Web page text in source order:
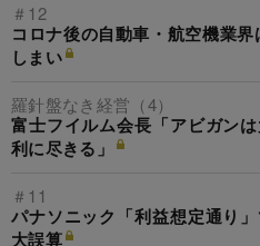
＃12
コロナ後の自動車・航空機業
しまい
羅針盤なき経営（4）
富士フイルム会長「アビガン
利に尽きる」
＃11
パナソニック「利益想定通り
大誤算